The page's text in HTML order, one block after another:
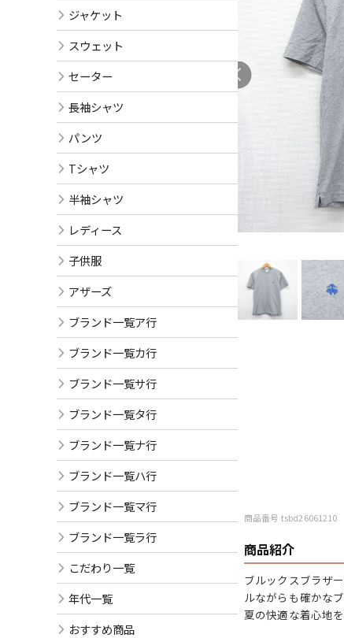
商品番号 tsbd26061210
商品紹介
ブルックスブラザ
ルながらも確かな
夏の快適な着心地を
ジャケット
スウェット
セーター
長袖シャツ
パンツ
Tシャツ
半袖シャツ
レディース
子供服
アザーズ
ブランド一覧ア行
ブランド一覧カ行
ブランド一覧サ行
ブランド一覧タ行
ブランド一覧ナ行
ブランド一覧ハ行
ブランド一覧マ行
ブランド一覧ラ行
こだわり一覧
年代一覧
おすすめ商品